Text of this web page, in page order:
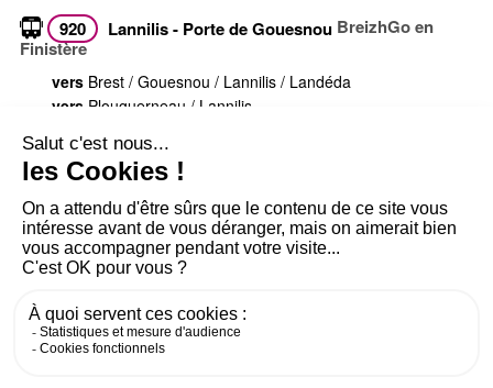
920 Lannilis - Porte de Gouesnou BreizhGo en
Finistère
vers Brest / Gouesnou / Lannilis / Landéda
vers Plouguerneau / Lannilis
MENTIONS LÉGALES